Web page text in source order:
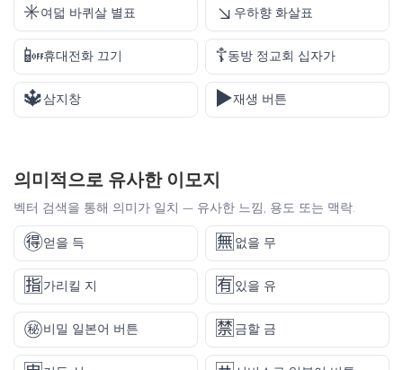
✳️여덟 바퀴살 별표 ↘️ 우하향 화살표
📴휴대전화 끄기 ☦️동방 정교회 십자가
🔱삼지창 ▶️재생 버튼
의미적으로 유사한 이모지
벡터 검색을 통해 의미가 일치 — 유사한 느낌, 용도 또는 맥락.
🉐얻을 득 🈚 없을 무
🈯 가리킬 지 🈶 있을 유
㊙️비밀 일본어 버튼 🈲 금할 금